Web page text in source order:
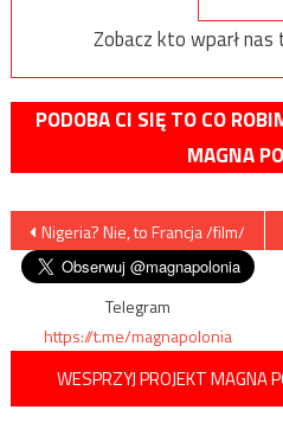
Zobacz kto wparł nas
PODOBA CI SIĘ TO CO
MAGNA
Nawigacja
wpisu
Nigeria? Nie, to Francja /film/
Telegram
https://t.me/magnapolonia
WESPRZYJ PROJEKT MAGNA